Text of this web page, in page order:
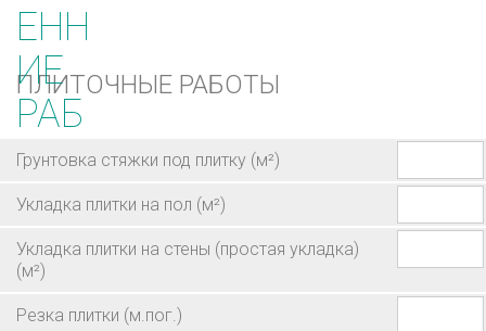
ПЛИТОЧНЫЕ РАБОТЫ
Грунтовка стяжки под плитку (м²)
Укладка плитки на пол (м²)
Укладка плитки на стены (простая укладка)
(м²)
Резка плитки (м.пог.)